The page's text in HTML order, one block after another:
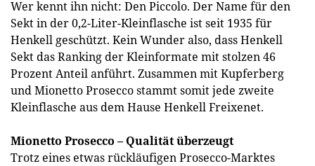
Wer kennt ihn nicht: Den Piccolo. Der Name für den
Sekt in der 0,2-Liter-Kleinflasche ist seit 1935 für
Henkell geschützt. Kein Wunder also, dass Henkell
Sekt das Ranking der Kleinformate mit stolzen 46
Prozent Anteil anführt. Zusammen mit Kupferberg
und Mionetto Prosecco stammt somit jede zweite
Kleinflasche aus dem Hause Henkell Freixenet.
Mionetto Prosecco – Qualität überzeugt
Trotz eines etwas rückläufigen Prosecco-Marktes